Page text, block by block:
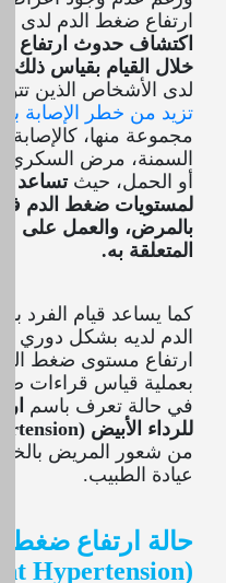
ارتفاع ضغط الدم لدى
اكتشاف حدوث ارتفاع
خلال القيام بقياس
لدى الأشخاص الذين
تزيد من خطر الإصابة
مجموعة منها، كالإصابة
السمنة، مرض السكري،
أو الحمل، حيثتساعد
لمستويات ضغط الدم في
بالمرض، والعمل على
المتعلقة به.
كما يساعد قيام الفرد
الدم لديه بشكل دوري
ارتفاع مستوى ضغط الدم
بعملية قياس قراءات
في حالة تعرف باسم
للرداء الأبيض (
من شعور المريض
عيادة الطبيب.
حالة ارتفاع ضغط
(
Hypertension